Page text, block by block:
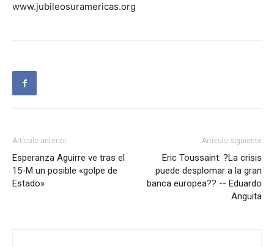
www.jubileosuramericas.org
Artículo anterior
Esperanza Aguirre ve tras el
15-M un posible «golpe de
Estado»
Artículo siguiente
Eric Toussaint: ?La crisis
puede desplomar a la gran
banca europea?? -- Eduardo
Anguita